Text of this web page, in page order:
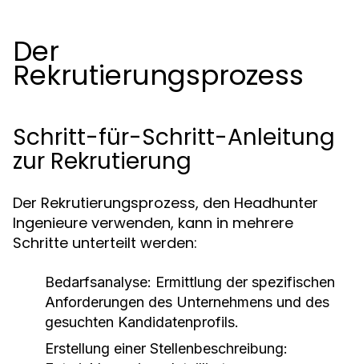
Der
Rekrutierungsprozess
Schritt-für-Schritt-Anleitung
zur Rekrutierung
Der Rekrutierungsprozess, den Headhunter
Ingenieure verwenden, kann in mehrere
Schritte unterteilt werden:
Bedarfsanalyse: Ermittlung der spezifischen
Anforderungen des Unternehmens und des
gesuchten Kandidatenprofils.
Erstellung einer Stellenbeschreibung: